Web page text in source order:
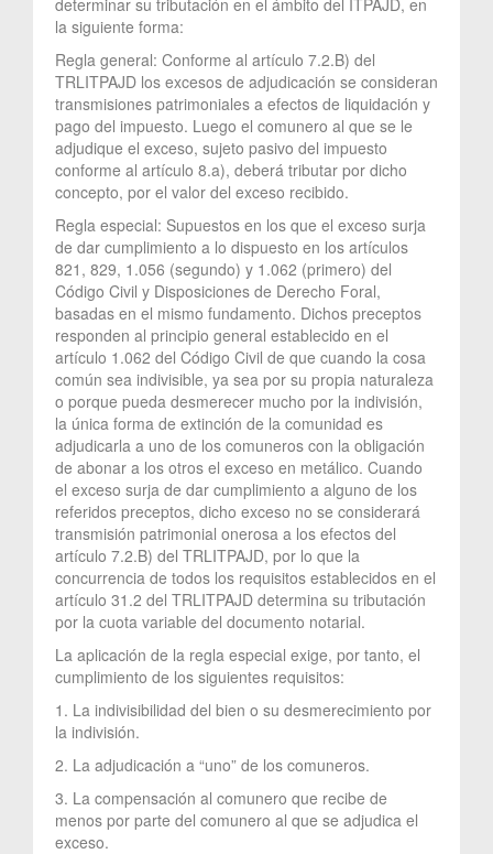
la siguiente forma:
Regla general: Conforme al artículo 7.2.B) del
TRLITPAJD los excesos de adjudicación se consideran
transmisiones patrimoniales a efectos de liquidación y
pago del impuesto. Luego el comunero al que se le
adjudique el exceso, sujeto pasivo del impuesto
conforme al artículo 8.a), deberá tributar por dicho
concepto, por el valor del exceso recibido.
Regla especial: Supuestos en los que el exceso surja
de dar cumplimiento a lo dispuesto en los artículos
821, 829, 1.056 (segundo) y 1.062 (primero) del
Código Civil y Disposiciones de Derecho Foral,
basadas en el mismo fundamento. Dichos preceptos
responden al principio general establecido en el
artículo 1.062 del Código Civil de que cuando la cosa
común sea indivisible, ya sea por su propia naturaleza
o porque pueda desmerecer mucho por la indivisión,
la única forma de extinción de la comunidad es
adjudicarla a uno de los comuneros con la obligación
de abonar a los otros el exceso en metálico. Cuando
el exceso surja de dar cumplimiento a alguno de los
referidos preceptos, dicho exceso no se considerará
transmisión patrimonial onerosa a los efectos del
artículo 7.2.B) del TRLITPAJD, por lo que la
concurrencia de todos los requisitos establecidos en el
artículo 31.2 del TRLITPAJD determina su tributación
por la cuota variable del documento notarial.
La aplicación de la regla especial exige, por tanto, el
cumplimiento de los siguientes requisitos:
1. La indivisibilidad del bien o su desmerecimiento por
la indivisión.
2. La adjudicación a “uno” de los comuneros.
3. La compensación al comunero que recibe de
menos por parte del comunero al que se adjudica el
exceso.